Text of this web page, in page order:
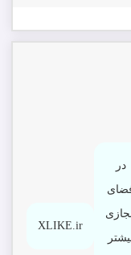
در
XLIKE.ir